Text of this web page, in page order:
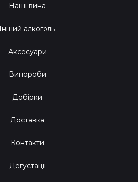
Наші вина
Інший алкоголь
Аксесуари
Винороби
Добірки
Доставка
Контакти
Дегустації